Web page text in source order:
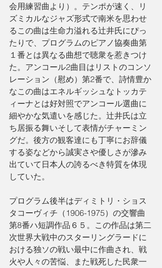
会用練習曲より）。テンポが速く、リ
ズミカルなジャズ形式で南米を思わせ
るこの曲は生命力溢れる辻井氏にぴっ
たりで、プログラムのピアノ協奏曲第
１番とは異なる曲想で聴衆を惹きつけ
た。アンコール2曲目はリストのコンソ
レーション（慰め）第2番で、詩情豊か
なこの曲はエネルギッシュなトッカテ
ィーナとは好対照でアンコール選曲に
細やかな気遣いを感じた。辻井氏は立
ち居振る舞いそして表情がチャーミン
グだ。後方の観客達にも丁寧にお辞儀
する姿などから誠実さや優しさが滲み
出ていて日本人の誇るべき特質を体現
していた。
プログラム後半はディミトリ・ショス
タコーヴィチ（1906-1975）の交響曲
第8番ハ短調作品６５。この作品は第二
次世界大戦中のスターリングラードに
おける独ソの戦い最中に作曲され、戦
火や人々の苦悩、また戦死した民衆一